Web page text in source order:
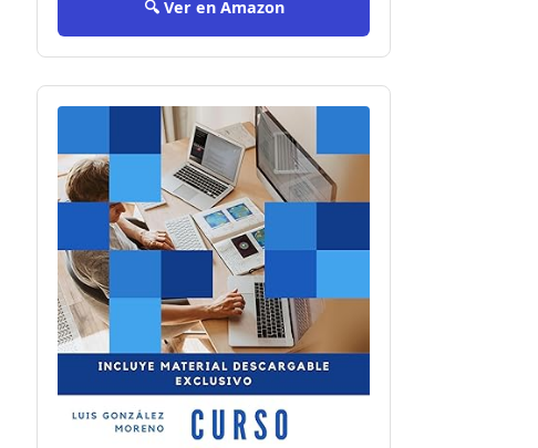
🔍 Ver en Amazon